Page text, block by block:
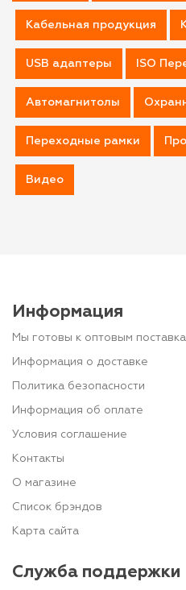
Кабельная продукция
USB адаптеры ISO
Автомагнитолы
Переходные рамки
Видео
Информация
Мы готовы к оптовым
Информация о доставке
Политика безопасности
Информация об оплате
Условия соглашение
Контакты
О магазине
Список брэндов
Карта сайта
Служба поддержки